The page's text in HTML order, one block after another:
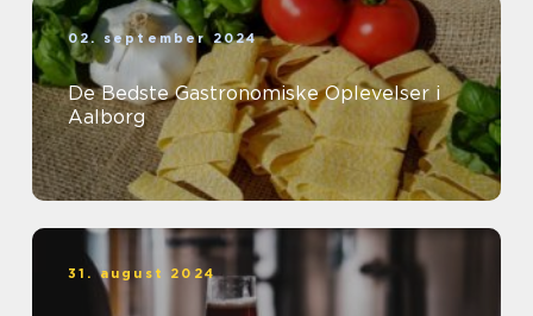
02. september 2024
De Bedste Gastronomiske Oplevelser i
Aalborg
31. august 2024